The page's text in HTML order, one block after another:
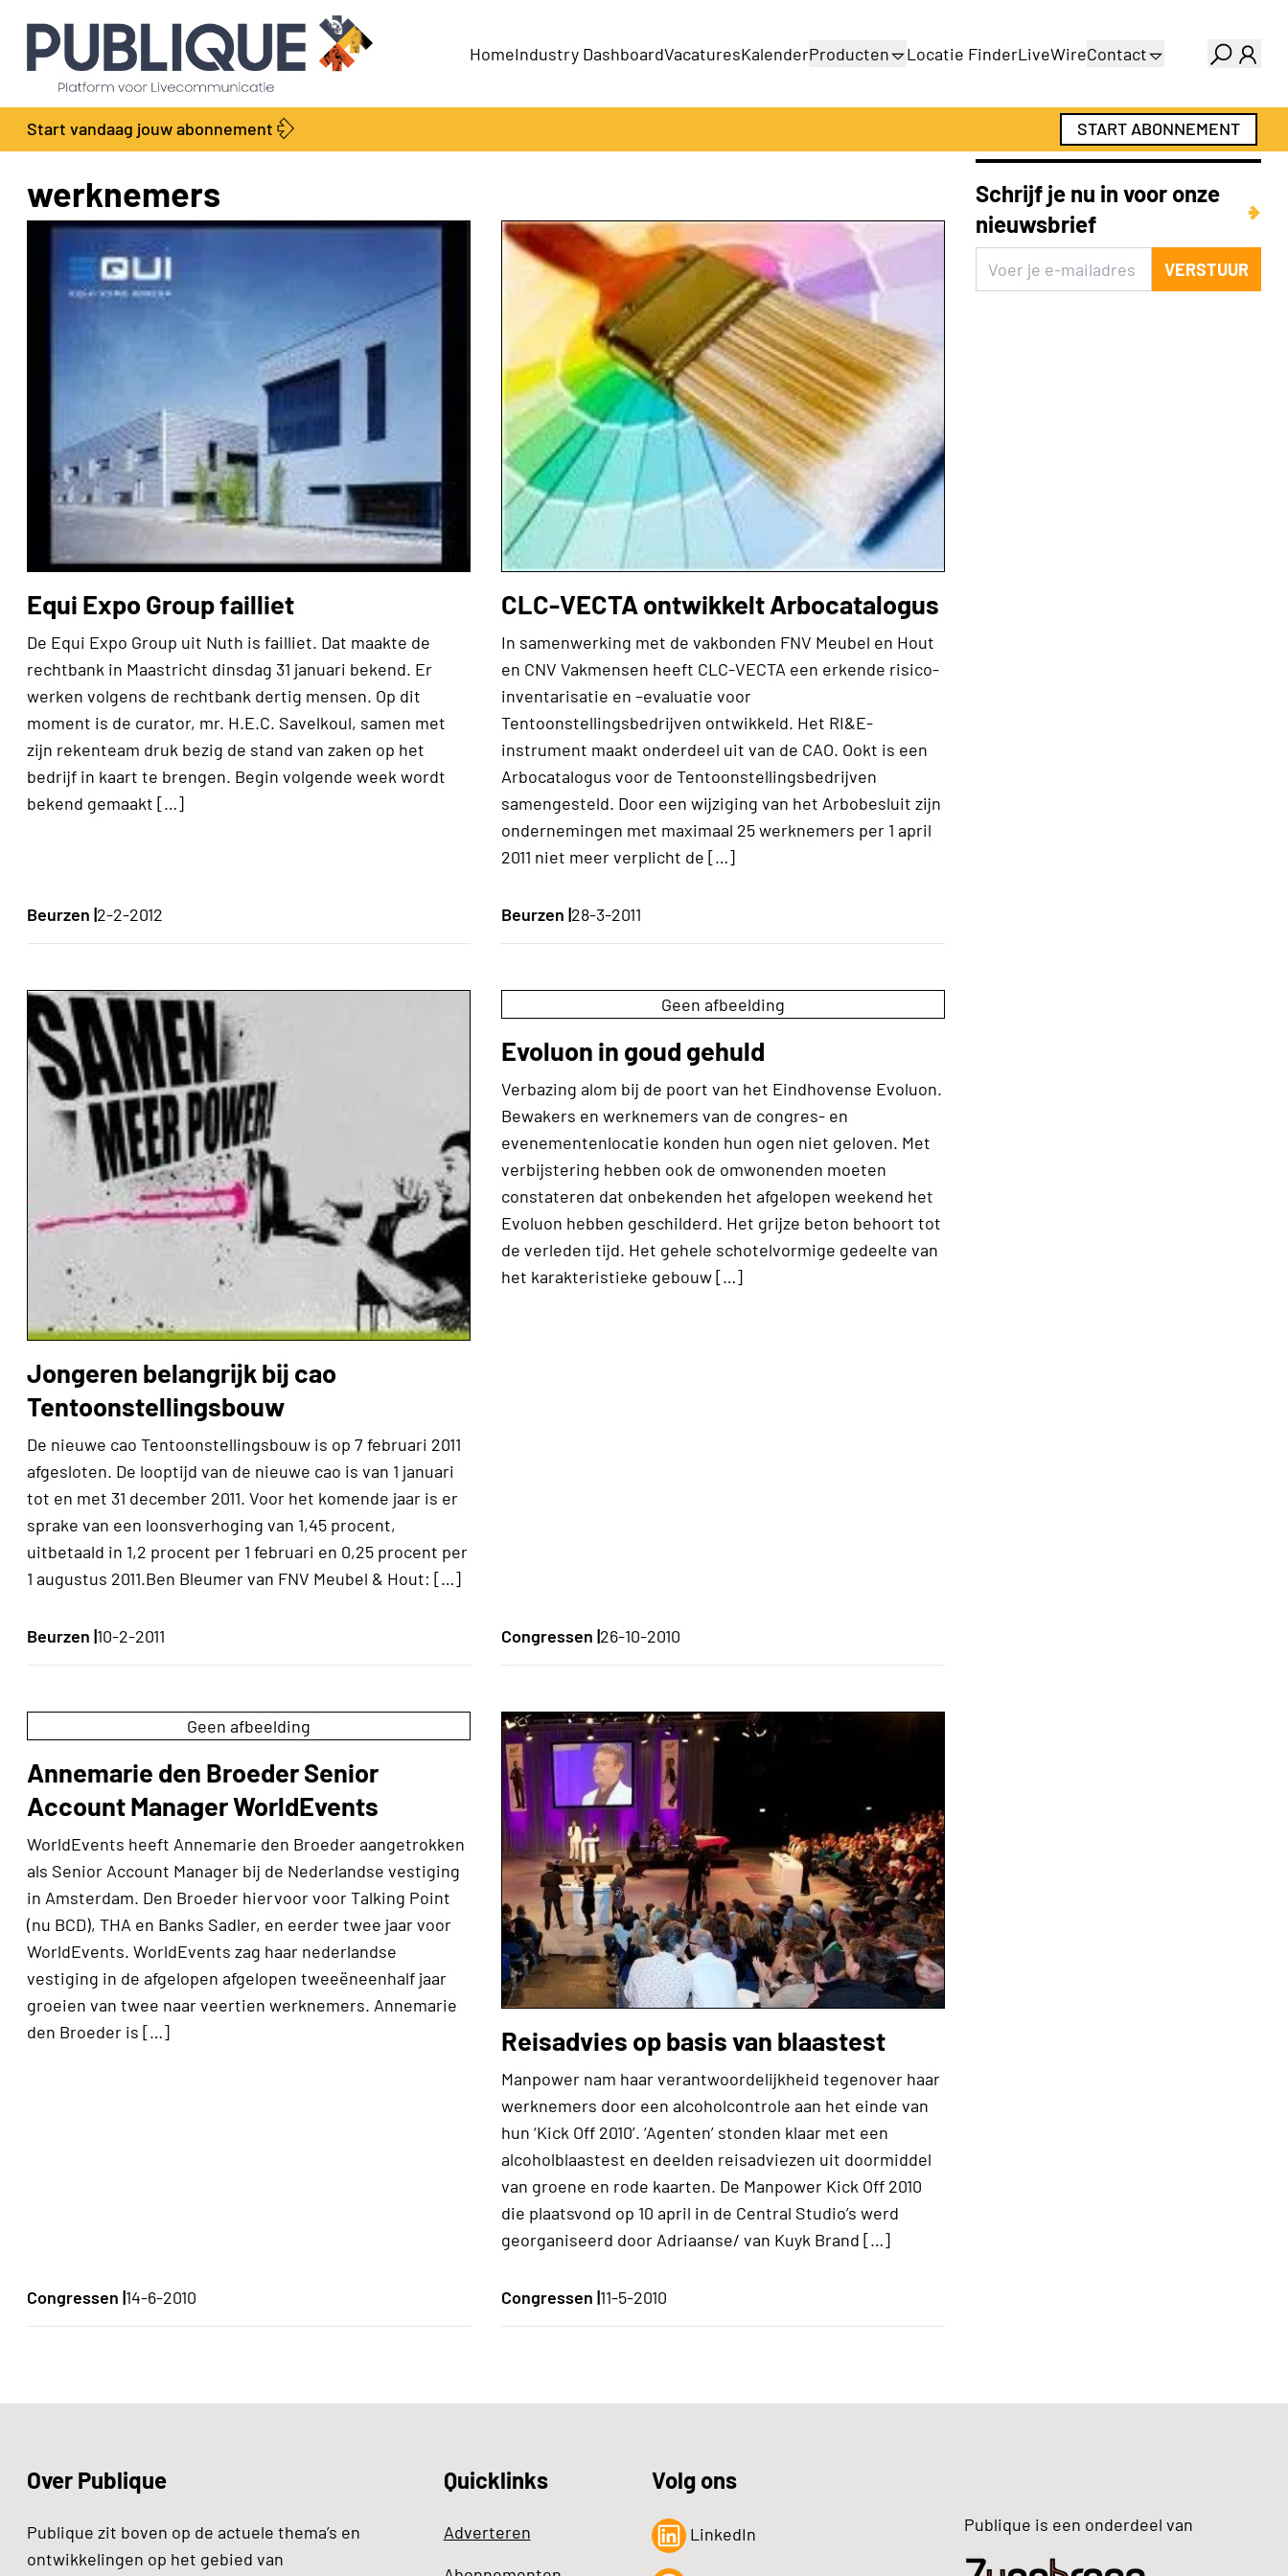
HomeIndustry DashboardVacaturesKalenderProducten
Productengids
Locatie FinderLiveWireContact
Adverteren
Abonnementen
Start vandaag jouw abonnement START ABONNEMENT
werknemers
Equi Expo Group failliet
De Equi Expo Group uit Nuth is failliet. Dat maakte de
rechtbank in Maastricht dinsdag 31 januari bekend. Er
werken volgens de rechtbank dertig mensen. Op dit
moment is de curator, mr. H.E.C. Savelkoul, samen met
zijn rekenteam druk bezig de stand van zaken op het
bedrijf in kaart te brengen. Begin volgende week wordt
bekend gemaakt […]
Beurzen |2-2-2012
CLC-VECTA ontwikkelt Arbocatalogus
In samenwerking met de vakbonden FNV Meubel en Hout
en CNV Vakmensen heeft CLC-VECTA een erkende risico-
inventarisatie en –evaluatie voor
Tentoonstellingsbedrijven ontwikkeld. Het RI&E-
instrument maakt onderdeel uit van de CAO. Ookt is een
Arbocatalogus voor de Tentoonstellingsbedrijven
samengesteld. Door een wijziging van het Arbobesluit zijn
ondernemingen met maximaal 25 werknemers per 1 april
2011 niet meer verplicht de […]
Beurzen |28-3-2011
Jongeren belangrijk bij cao
Tentoonstellingsbouw
De nieuwe cao Tentoonstellingsbouw is op 7 februari 2011
afgesloten. De looptijd van de nieuwe cao is van 1 januari
tot en met 31 december 2011. Voor het komende jaar is er
sprake van een loonsverhoging van 1,45 procent,
uitbetaald in 1,2 procent per 1 februari en 0,25 procent per
1 augustus 2011.Ben Bleumer van FNV Meubel & Hout: […]
Beurzen |10-2-2011
Geen afbeelding
Evoluon in goud gehuld
Verbazing alom bij de poort van het Eindhovense Evoluon.
Bewakers en werknemers van de congres- en
evenementenlocatie konden hun ogen niet geloven. Met
verbijstering hebben ook de omwonenden moeten
constateren dat onbekenden het afgelopen weekend het
Evoluon hebben geschilderd. Het grijze beton behoort tot
de verleden tijd. Het gehele schotelvormige gedeelte van
het karakteristieke gebouw […]
Congressen |26-10-2010
Geen afbeelding
Annemarie den Broeder Senior
Account Manager WorldEvents
WorldEvents heeft Annemarie den Broeder aangetrokken
als Senior Account Manager bij de Nederlandse vestiging
in Amsterdam. Den Broeder hiervoor voor Talking Point
(nu BCD), THA en Banks Sadler, en eerder twee jaar voor
WorldEvents. WorldEvents zag haar nederlandse
vestiging in de afgelopen afgelopen tweeëneenhalf jaar
groeien van twee naar veertien werknemers. Annemarie
den Broeder is […]
Congressen |14-6-2010
Reisadvies op basis van blaastest
Manpower nam haar verantwoordelijkheid tegenover haar
werknemers door een alcoholcontrole aan het einde van
hun ‘Kick Off 2010’. ‘Agenten’ stonden klaar met een
alcoholblaastest en deelden reisadviezen uit doormiddel
van groene en rode kaarten. De Manpower Kick Off 2010
die plaatsvond op 10 april in de Central Studio’s werd
georganiseerd door Adriaanse/ van Kuyk Brand […]
Congressen |11-5-2010
Schrijf je nu in voor onze
nieuwsbrief
VERSTUUR
Over Publique
Publique zit boven op de actuele thema’s en
ontwikkelingen op het gebied van
Quicklinks
Adverteren
Volg ons
LinkedIn Publique is een onderdeel van